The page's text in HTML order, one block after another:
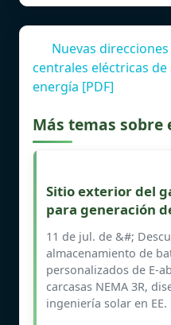
Nuevas
centrales eléctricas
energía [PDF]
Más temas
Sitio exterior del
para generación
11 de jul. de &#;
almacenamiento de
personalizados de E-
carcasas NEMA 3R,
ingeniería solar en